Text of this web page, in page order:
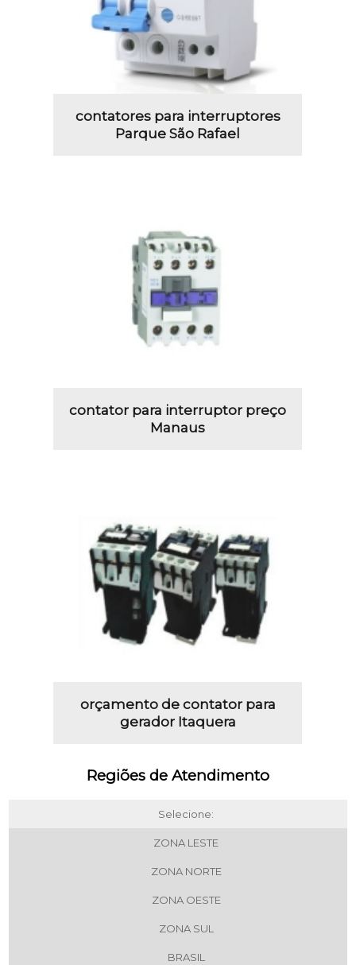
contatores para interruptores
Parque São Rafael
contator para interruptor preço
Manaus
orçamento de contator para
gerador Itaquera
Regiões de Atendimento
Selecione:
ZONA LESTE
ZONA NORTE
ZONA OESTE
ZONA SUL
BRASIL